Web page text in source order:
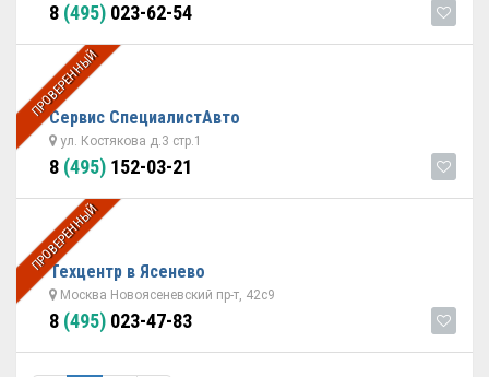
8 (495) 023-62-54
ПРОВЕРЕННЫЙ
Сервис СпециалистАвто
ул. Костякова д.3 стр.1
8 (495) 152-03-21
ПРОВЕРЕННЫЙ
Техцентр в Ясенево
Москва Новоясеневский пр-т, 42с9
8 (495) 023-47-83